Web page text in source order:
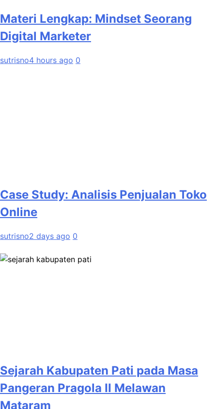
Materi Lengkap: Mindset Seorang
Digital Marketer
sutrisno4 hours ago 0
Case Study: Analisis Penjualan Toko
Online
sutrisno2 days ago 0
Sejarah Kabupaten Pati pada Masa
Pangeran Pragola II Melawan
Mataram